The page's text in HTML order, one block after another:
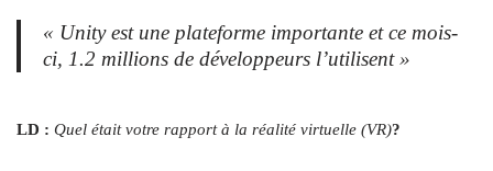
« Unityest une plateforme importante et ce mois-
ci, 1.2 millions de développeurs l’utilisent »
LD : Quel était votre rapport à la réalité virtuelle (VR)?